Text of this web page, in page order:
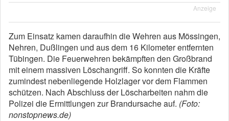
Anzeige
Zum Einsatz kamen daraufhin die Wehren aus Mössingen,
Nehren, Dußlingen und aus dem 16 Kilometer entfernten
Tübingen. Die Feuerwehren bekämpften den Großbrand
mit einem massiven Löschangriff. So konnten die Kräfte
zumindest nebenliegende Holzlager vor dem Flammen
schützen. Nach Abschluss der Löscharbeiten nahm die
Polizei die Ermittlungen zur Brandursache auf. (Foto:
nonstopnews.de)